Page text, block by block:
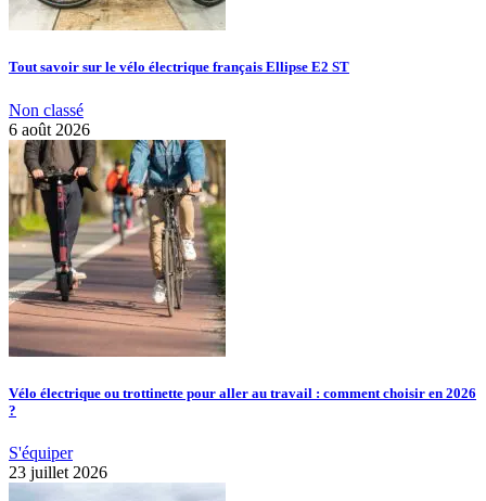
Tout savoir sur le vélo électrique français Ellipse E2 ST
Non classé
6 août 2026
Vélo électrique ou trottinette pour aller au travail : comment choisir en 2026
?
S'équiper
23 juillet 2026